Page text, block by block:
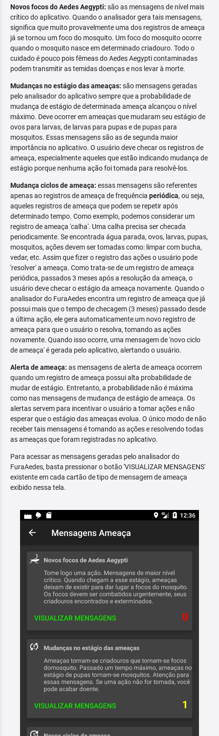
Novos focos do Aedes Aegypti: são as mensagens de nível mais
crítico do aplicativo. Quando o analisador gera tais mensagens,
significa que muito provavelmente uma dos registros de ameaça
já se tornou um foco do mosquito. Um foco do mosquito ocorre
quando o mosquito nasce em determinado criadouro. Todo o
cuidado é pouco pois fêmeas do Aedes Aegypti contaminadas
podem transmitir as temidas doenças e nos levar à morte.
Mudanças no estágio das ameaças: são mensagens geradas
pelo analisador do aplicativo sempre que a probabilidade de
mudança de estágio de determinada ameaça alcançou o nível
máximo. Deve ocorrer em ameaças que mudaram seu estágio de
ovos para larvas, de larvas para pupas e de pupas para
mosquitos. Essas mensagens são as de segunda maior
importância no aplicativo. O usuário deve checar os registros de
ameaça, especialmente aqueles que estão indicando mudança de
estágio porque nenhuma ação foi tomada para resolvê-los.
Mudança ciclos de ameaça: essas mensagens são referentes
apenas ao registros de ameaça de frequência periódica, ou seja,
aqueles registros de ameaça que podem se repetir após
determinado tempo. Como exemplo, podemos considerar um
registro de ameaça 'calha'. Uma calha precisa ser checada
periodicamente. Se encontrada água parada, ovos, larvas, pupas,
mosquitos, ações devem ser tomadas como: limpar com bucha,
vedar, etc. Assim que fizer o registro das ações o usuário pode
'resolver' a ameaça. Como trata-se de um registro de ameaça
periódica, passados 3 meses após a resolução da ameaça, o
usuário deve checar o estágio da ameaça novamente. Quando o
analisador do FuraAedes encontra um registro de ameaça que já
possui mais que o tempo de checagem (3 meses) passado desde
a última ação, ele gera automaticamente um novo registro de
ameaça para que o usuário o resolva, tomando as ações
novamente. Quando isso ocorre, uma mensagem de 'novo ciclo
de ameaça' é gerada pelo aplicativo, alertando o usuário.
Alerta de ameaça: as mensagens de alerta de ameaça ocorrem
quando um registro de ameaça possui alta probabilidade de
mudar de estágio. Entretanto, a probabilidade não é máxima
como nas mensagens de mudança de estágio de ameaça. Os
alertas servem para incentivar o usuário a tomar ações e não
esperar que o estágio das ameaças evolua. O único modo de não
receber tais mensagens é tomando as ações e resolvendo todas
as ameaças que foram registradas no aplicativo.
Para acessar as mensagens geradas pelo analisador do
FuraAedes, basta pressionar o botão 'VISUALIZAR MENSAGENS'
existente em cada cartão de tipo de mensagem de ameaça
exibido nessa tela.